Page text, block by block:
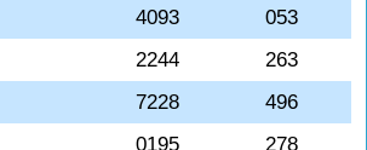
4093
053
2244
263
7228
496
0195
278